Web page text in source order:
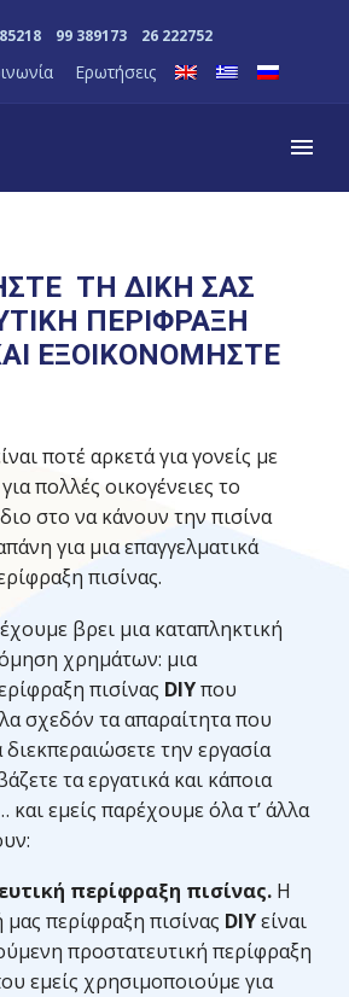
99 389173 26 222752
Ερωτήσεις
ΤΗ ΔΙΚΗ ΣΑΣ
ΠΕΡΙΦΡΑΞΗ
ΕΞΟΙΚΟΝΟΜΗΣΤΕ
ποτέ αρκετά για γονείς με
πολλές οικογένειες το
στο να κάνουν την πισίνα
για μια επαγγελματικά
πισίνας.
βρει μια καταπληκτική
χρημάτων: μια
πισίνας DIYπου
σχεδόν τα απαραίτητα που
διεκπεραιώσετε την εργασία
τα εργατικά και κάποια
και εμείς παρέχουμε όλα τ’ άλλα
περίφραξη πισίνας. Η
περίφραξη πισίνας DIYείναι
προστατευτική περίφραξη
εμείς χρησιμοποιούμε για